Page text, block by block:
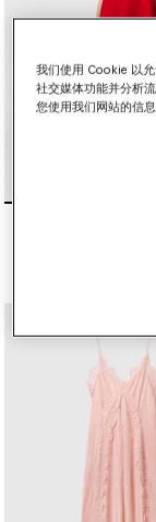
앙베르 새틴 A 라
我们使用 Cookie 以
社交媒体功能并分析
您使用我们网站的信息